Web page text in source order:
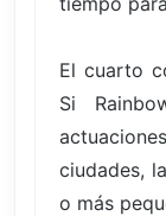
El cuarto
Si
ciudades,
o más